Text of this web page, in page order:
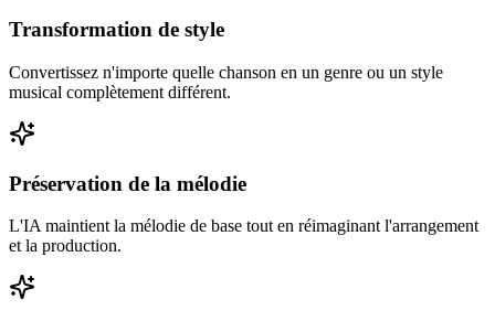
Transformation de style
Convertissez n'importe quelle chanson en un genre ou un style
musical complètement différent.
Préservation de la mélodie
L'IA maintient la mélodie de base tout en réimaginant l'arrangement
et la production.